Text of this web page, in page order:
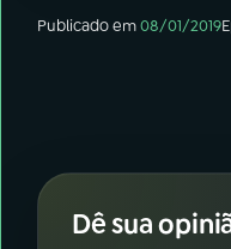
Publicado em08/01/2019
Dê sua